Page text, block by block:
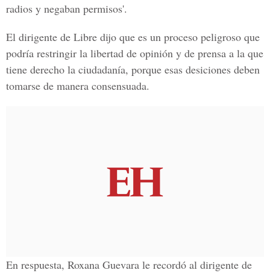
radios y negaban permisos'.
El dirigente de Libre dijo que es un proceso peligroso que
podría restringir la libertad de opinión y de prensa a la que
tiene derecho la ciudadanía, porque esas desiciones deben
tomarse de manera consensuada.
En respuesta, Roxana Guevara le recordó al dirigente de